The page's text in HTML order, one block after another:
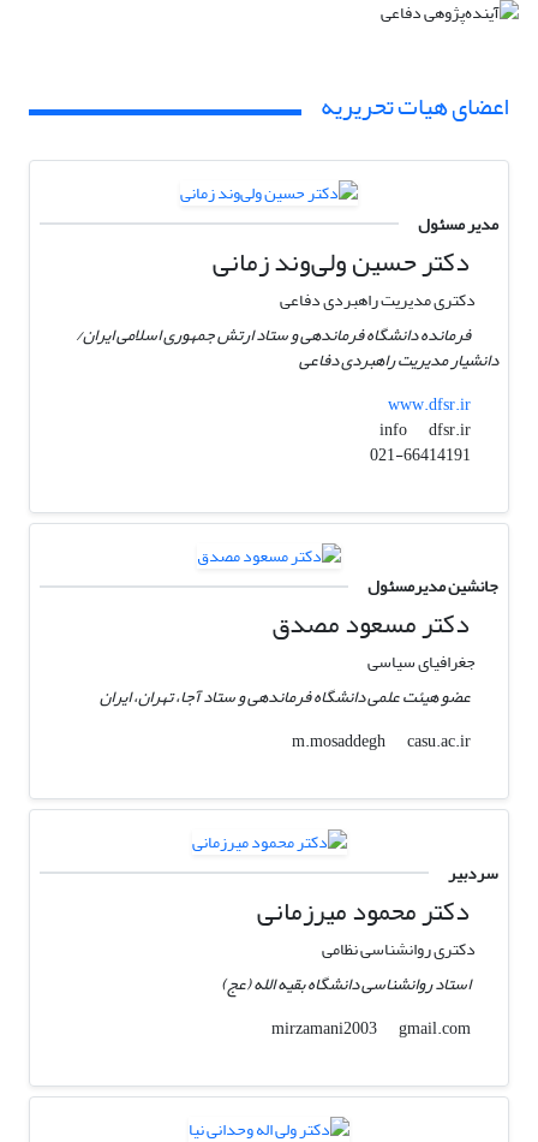
اعضای هیات تحریریه
مدیر مسئول
دکتر حسین ولی‌وند زمانی
دکتری مدیریت راهبردی دفاعی
فرمانده دانشگاه فرماندهی و ستاد ارتش جمهوری اسلامی ایران/
دانشیار مدیریت راهبردی دفاعی
www.dfsr.ir
info
dfsr.ir
جانشین مدیرمسئول
دکتر مسعود مصدق
جغرافیای سیاسی
عضو هیئت علمی دانشگاه فرماندهی و ستاد آجا، تهران، ایران
m.mosaddegh
casu.ac.ir
سردبیر
دکتر محمود میرزمانی
دکتری روانشناسی نظامی
استاد روانشناسی دانشگاه بقیه الله (عج)
mirzamani2003
gmail.com